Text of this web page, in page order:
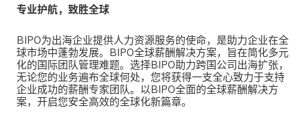
专业护航，致胜全球
BIPO为出海企业提供人力资源服务的使命，是助力企业在全
球市场中蓬勃发展。 BIPO全球薪酬解决方案，旨在简化多元
化的国际团队管理难题。选择BIPO助力跨国公司出海扩张，
无论您的业务遍布全球何处，您将获得一支全心致力于支持
企业成功的薪酬专家团队。以BIPO全面的全球薪酬解决方
案，开启您安全高效的全球化新篇章。